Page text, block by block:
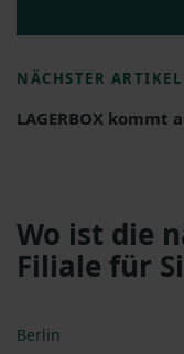
NÄCHSTER ARTIKEL
LAGERBOX kommt
Wo ist die
Filiale für
Berlin